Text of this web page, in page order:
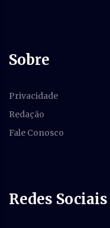
Sobre
Privacidade
Redação
Fale Conosco
Redes Sociais